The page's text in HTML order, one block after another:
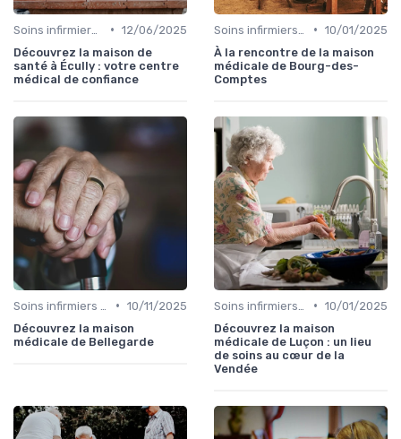
• 12/06/2025
Découvrez la maison de
santé à Écully : votre centre
médical de confiance
• 10/01/2025
À la rencontre de la maison
médicale de Bourg-des-
Comptes
• 10/11/2025
Découvrez la maison
médicale de Bellegarde
• 10/01/2025
Découvrez la maison
médicale de Luçon : un lieu
de soins au cœur de la
Vendée